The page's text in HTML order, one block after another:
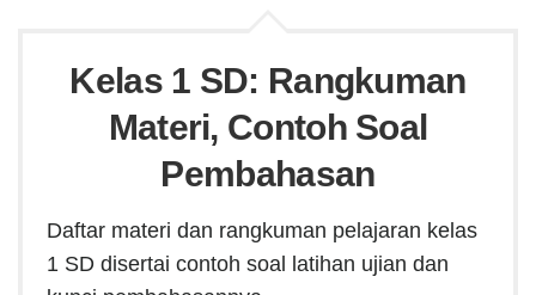
Info Menarik
Kelas 1 SD: Rangkuman
Materi, Contoh Soal
Pembahasan
Daftar materi dan rangkuman pelajaran kelas
1 SD disertai contoh soal latihan ujian dan